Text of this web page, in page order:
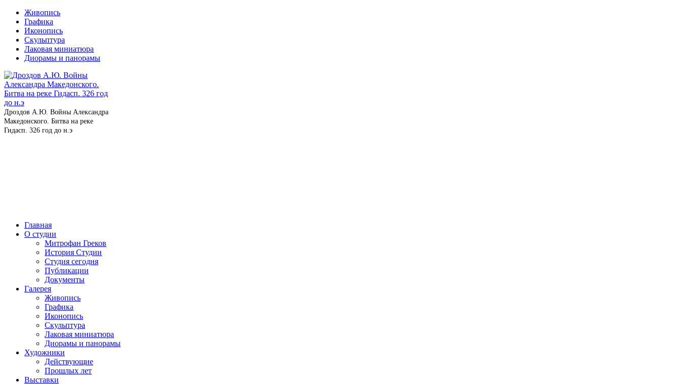
Живопись
Графика
Иконопись
Скульптура
Лаковая миниатюра
Диорамы и панорамы
Дроздов А.Ю. Войны Александра
Македонского. Битва на реке
Гидасп. 326 год до н.э
Главная
О студии
Митрофан Греков
История Студии
Студия сегодня
Публикации
Документы
Галерея
Живопись
Графика
Иконопись
Скульптура
Лаковая миниатюра
Диорамы и панорамы
Художники
Действующие
Прошлых лет
Выставки